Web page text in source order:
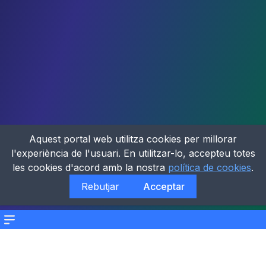
Menu
Aquest portal web utilitza cookies per millorar
l'experiència de l'usuari. En utilitzar-lo, accepteu totes
les cookies d'acord amb la nostra política de cookies.
Rebutjar
Acceptar